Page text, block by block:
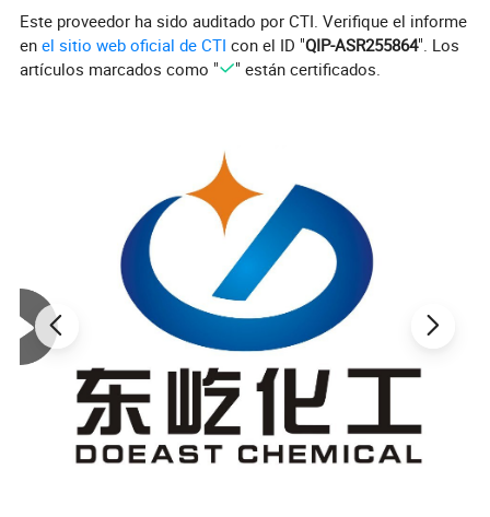
Este proveedor ha sido auditado por CTI. Verifique el informe
enel sitio web oficial de CTI con el ID "QIP-ASR255864". Los
artículos marcados como "
" están certificados.